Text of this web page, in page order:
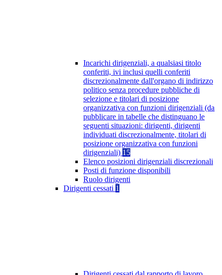
Incarichi dirigenziali, a qualsiasi titolo
conferiti, ivi inclusi quelli conferiti
discrezionalmente dall'organo di indirizzo
politico senza procedure pubbliche di
selezione e titolari di posizione
organizzativa con funzioni dirigenziali (da
pubblicare in tabelle che distinguano le
seguenti situazioni: dirigenti, dirigenti
individuati discrezionalmente, titolari di
posizione organizzativa con funzioni
dirigenziali) 15
Elenco posizioni dirigenziali discrezionali
Posti di funzione disponibili
Ruolo dirigenti
Dirigenti cessati 1